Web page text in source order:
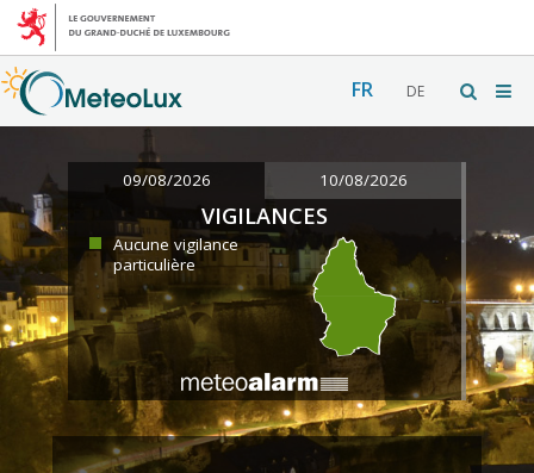
FR DE
09/08/2026 10/08/2026
VIGILANCES
Aucune vigilance
particulière